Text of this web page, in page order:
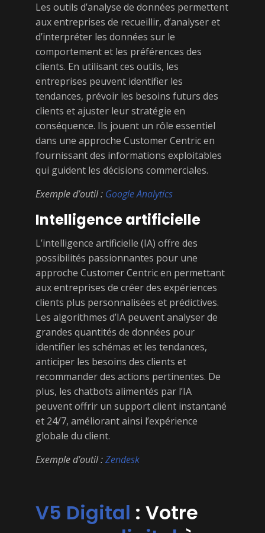
Les outils d’analyse de données permettent
aux entreprises de recueillir, d’analyser et
d’interpréter les données sur le
comportement et les préférences des
clients. En utilisant ces outils, les
entreprises peuvent identifier les
tendances, prévoir les besoins futurs des
clients et ajuster leur stratégie en
conséquence. Ils jouent un rôle essentiel
dans une approche Customer Centric en
fournissant des informations exploitables
qui guident les décisions commerciales.
Exemple d’outil : Google Analytics
Intelligence artificielle
L’intelligence artificielle (IA) offre des
possibilités passionnantes pour une
approche Customer Centric en permettant
aux entreprises de créer des expériences
clients plus personnalisées et prédictives.
Les algorithmes d’IA peuvent analyser de
grandes quantités de données pour
identifier les schémas et les tendances,
anticiper les besoins des clients et
recommander des actions pertinentes. De
plus, les chatbots alimentés par l’IA
peuvent offrir un support client instantané
et 24/7, améliorant ainsi l’expérience
globale du client.
Exemple d’outil :Zendesk
V5 Digital : Votre